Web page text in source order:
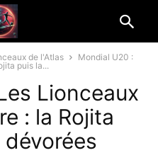
de l'Atlas
Mondial U20 :
puis la...
Lionceaux
: la Rojita